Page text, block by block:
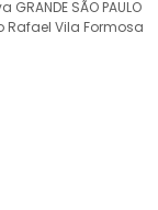
GRANDE SÃO PAULO
Rafael Vila Formosa